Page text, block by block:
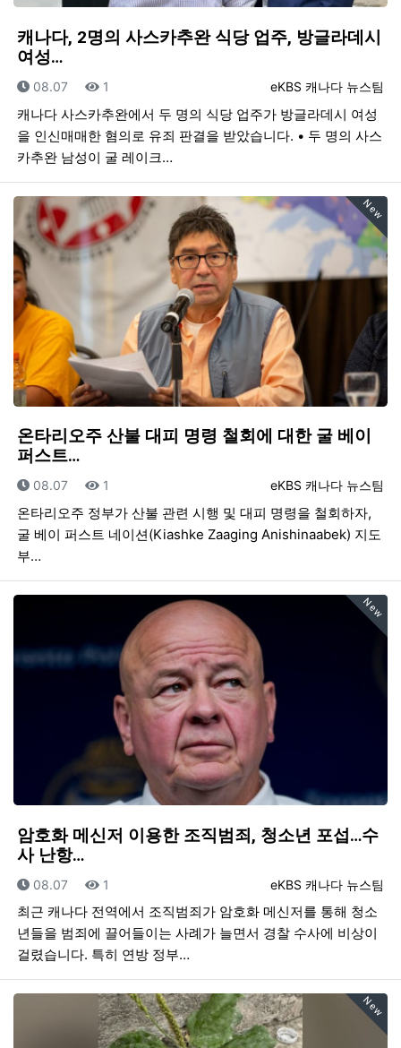
캐나다, 2명의 사스카추완 식당 업주, 방글라데시
여성…
등록자
eKBS 캐나다 뉴스팀
등록일
08.07 조회
1
캐나다 사스카추완에서 두 명의 식당 업주가 방글라데시 여성
을 인신매매한 혐의로 유죄 판결을 받았습니다. • 두 명의 사스
카추완 남성이 굴 레이크…
New
온타리오주 산불 대피 명령 철회에 대한 굴 베이
퍼스트…
등록자
eKBS 캐나다 뉴스팀
등록일
08.07 조회
1
온타리오주 정부가 산불 관련 시행 및 대피 명령을 철회하자,
굴 베이 퍼스트 네이션(Kiashke Zaaging Anishinaabek) 지도
부…
New
암호화 메신저 이용한 조직범죄, 청소년 포섭…수
사 난항…
등록자
eKBS 캐나다 뉴스팀
등록일
08.07 조회
1
최근 캐나다 전역에서 조직범죄가 암호화 메신저를 통해 청소
년들을 범죄에 끌어들이는 사례가 늘면서 경찰 수사에 비상이
걸렸습니다. 특히 연방 정부…
New